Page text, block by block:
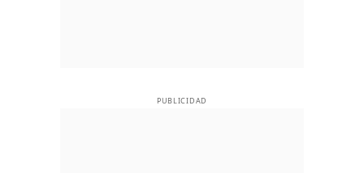
PUBLICIDAD